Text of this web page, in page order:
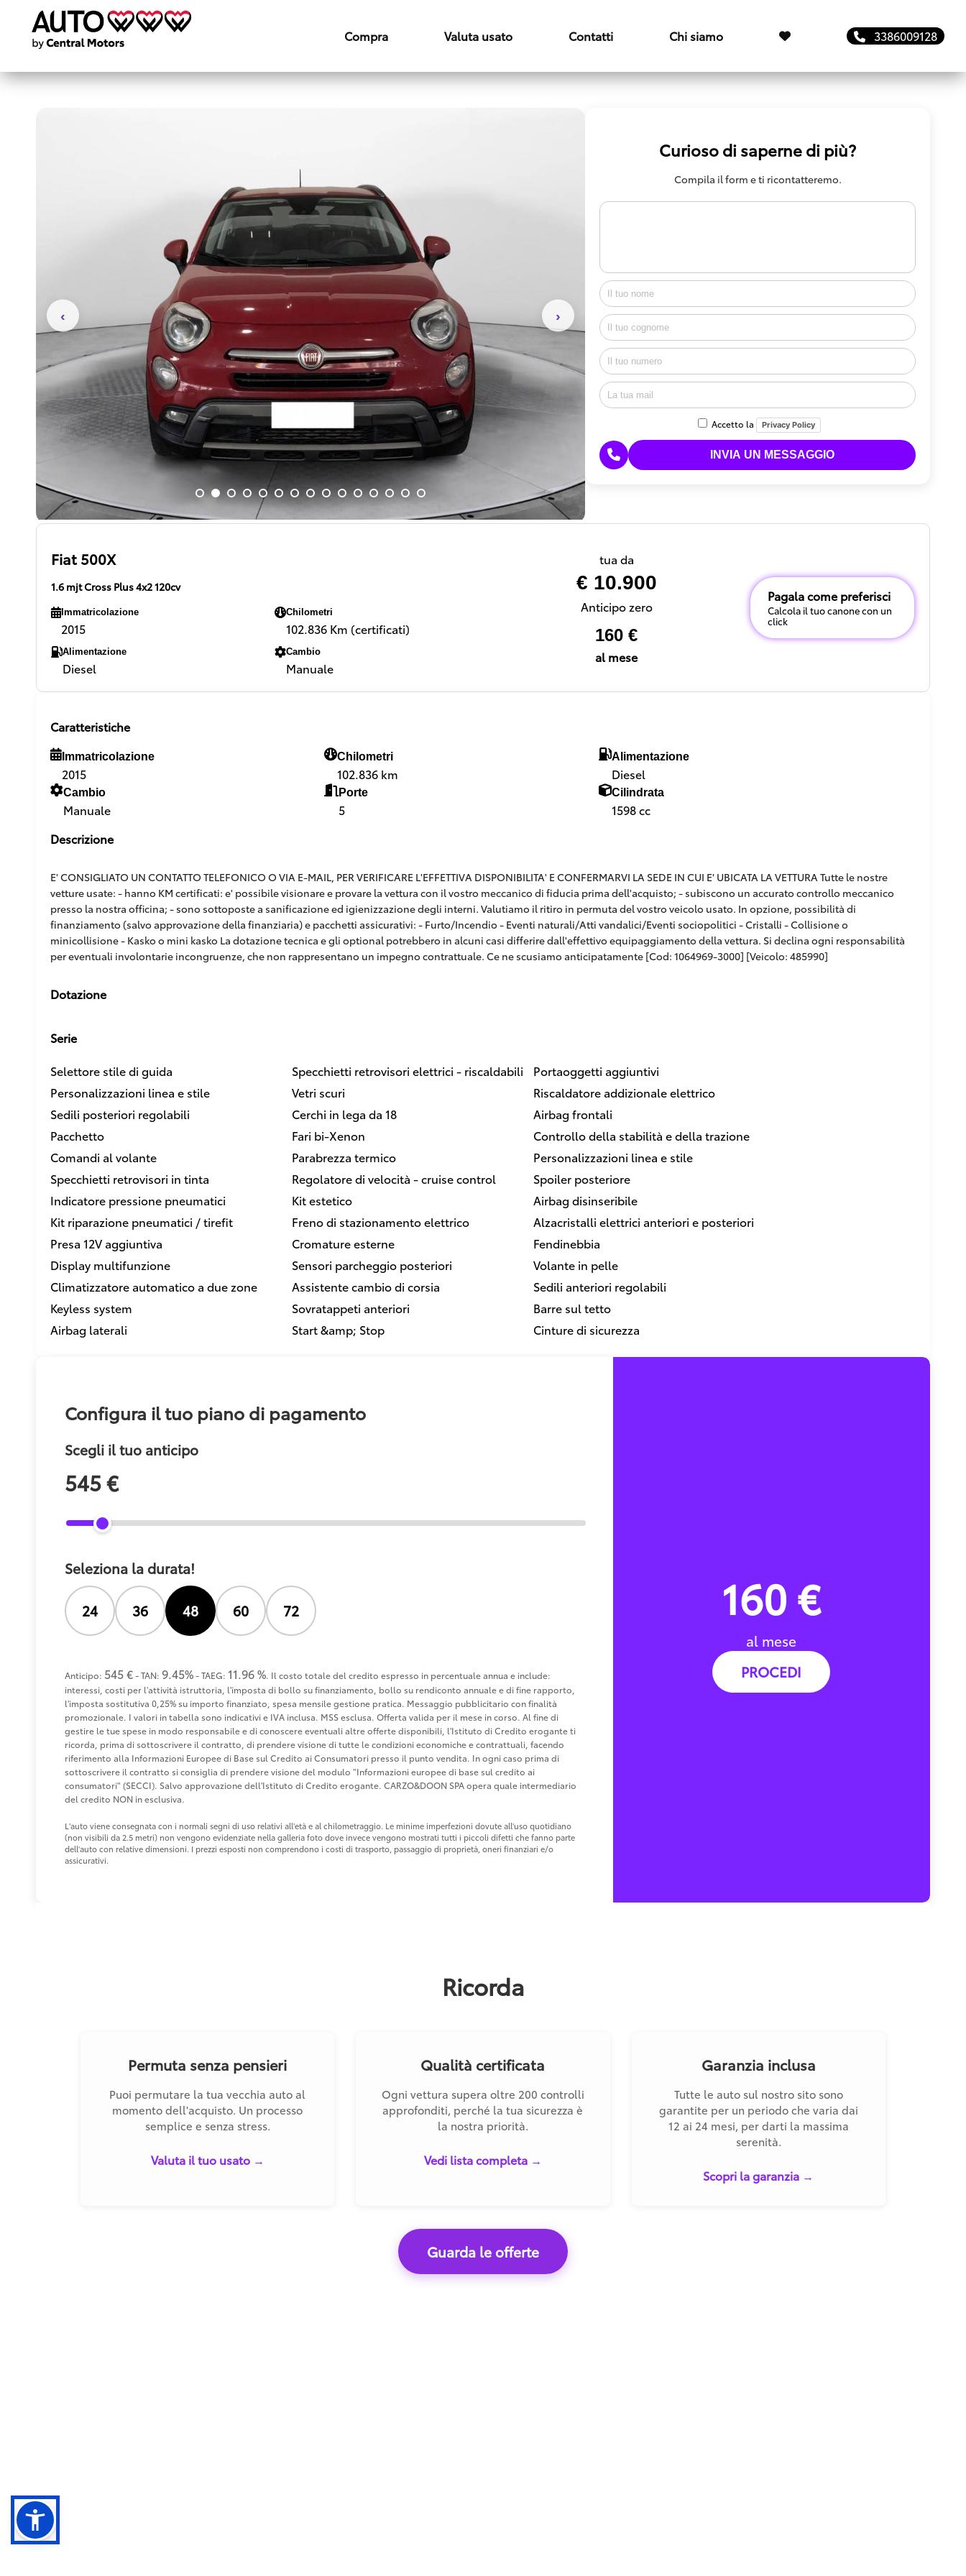
Compra Valuta usato Contatti Chi siamo 3386009128
Curioso di saperne di più?
Compila il form e ti ricontatteremo.
Accetto la Privacy Policy
Fiat 500X
1.6 mjt Cross Plus 4x2 120cv
Immatricolazione
2015
Chilometri
102.836 Km (certificati)
Alimentazione
Diesel
Cambio
Manuale
tua da
€ 10.900
Anticipo zero
160 €
al mese
Pagala come preferisci
Calcola il tuo canone con un
click
Caratteristiche
Immatricolazione
2015
Chilometri
102.836 km
Alimentazione
Diesel
Cambio
Manuale
Porte
5
Cilindrata
1598 cc
Descrizione
E' CONSIGLIATO UN CONTATTO TELEFONICO O VIA E-MAIL, PER VERIFICARE L'EFFETTIVA DISPONIBILITA' E CONFERMARVI LA SEDE IN CUI E' UBICATA LA VETTURA Tutte le nostre
vetture usate: - hanno KM certificati: e' possibile visionare e provare la vettura con il vostro meccanico di fiducia prima dell'acquisto; - subiscono un accurato controllo meccanico
presso la nostra officina; - sono sottoposte a sanificazione ed igienizzazione degli interni. Valutiamo il ritiro in permuta del vostro veicolo usato. In opzione, possibilità di
finanziamento (salvo approvazione della finanziaria) e pacchetti assicurativi: - Furto/Incendio - Eventi naturali/Atti vandalici/Eventi sociopolitici - Cristalli - Collisione o
minicollisione - Kasko o mini kasko La dotazione tecnica e gli optional potrebbero in alcuni casi differire dall'effettivo equipaggiamento della vettura. Si declina ogni responsabilità
per eventuali involontarie incongruenze, che non rappresentano un impegno contrattuale. Ce ne scusiamo anticipatamente [Cod: 1064969-3000] [Veicolo: 485990]
Dotazione
Serie
Selettore stile di guida
Personalizzazioni linea e stile
Sedili posteriori regolabili
Pacchetto
Comandi al volante
Specchietti retrovisori in tinta
Indicatore pressione pneumatici
Kit riparazione pneumatici / tirefit
Presa 12V aggiuntiva
Display multifunzione
Climatizzatore automatico a due zone
Keyless system
Airbag laterali
Specchietti retrovisori elettrici - riscaldabili
Vetri scuri
Cerchi in lega da 18
Fari bi-Xenon
Parabrezza termico
Regolatore di velocità - cruise control
Kit estetico
Freno di stazionamento elettrico
Cromature esterne
Sensori parcheggio posteriori
Assistente cambio di corsia
Sovratappeti anteriori
Start &amp; Stop
Portaoggetti aggiuntivi
Riscaldatore addizionale elettrico
Airbag frontali
Controllo della stabilità e della trazione
Personalizzazioni linea e stile
Spoiler posteriore
Airbag disinseribile
Alzacristalli elettrici anteriori e posteriori
Fendinebbia
Volante in pelle
Sedili anteriori regolabili
Barre sul tetto
Cinture di sicurezza
Configura il tuo piano di pagamento
Scegli il tuo anticipo
545 €
Seleziona la durata!
24 36 48 60 72
Anticipo: 545 €- TAN: 9.45%- TAEG: 11.96 %. Il costo totale del credito espresso in percentuale annua e include:
interessi, costi per l'attività istruttoria, l'imposta di bollo su finanziamento, bollo su rendiconto annuale e di fine rapporto,
l'imposta sostitutiva 0,25% su importo finanziato, spesa mensile gestione pratica. Messaggio pubblicitario con finalità
promozionale. I valori in tabella sono indicativi e IVA inclusa. MSS esclusa. Offerta valida per il mese in corso. Al fine di
gestire le tue spese in modo responsabile e di conoscere eventuali altre offerte disponibili, l'Istituto di Credito erogante ti
ricorda, prima di sottoscrivere il contratto, di prendere visione di tutte le condizioni economiche e contrattuali, facendo
riferimento alla Informazioni Europee di Base sul Credito ai Consumatori presso il punto vendita. In ogni caso prima di
sottoscrivere il contratto si consiglia di prendere visione del modulo "Informazioni europee di base sul credito ai
consumatori" (SECCI). Salvo approvazione dell'Istituto di Credito erogante. CARZO&DOON SPA opera quale intermediario
del credito NON in esclusiva.
L'auto viene consegnata con i normali segni di uso relativi all'età e al chilometraggio. Le minime imperfezioni dovute all'uso quotidiano
(non visibili da 2.5 metri) non vengono evidenziate nella galleria foto dove invece vengono mostrati tutti i piccoli difetti che fanno parte
dell'auto con relative dimensioni. I prezzi esposti non comprendono i costi di trasporto, passaggio di proprietà, oneri finanziari e/o
assicurativi.
160 €
al mese
PROCEDI
Ricorda
Permuta senza pensieri
Puoi permutare la tua vecchia auto al
momento dell'acquisto. Un processo
semplice e senza stress.
Valuta il tuo usato →
Qualità certificata
Ogni vettura supera oltre 200 controlli
approfonditi, perché la tua sicurezza è
la nostra priorità.
Vedi lista completa →
Garanzia inclusa
Tutte le auto sul nostro sito sono
garantite per un periodo che varia dai
12 ai 24 mesi, per darti la massima
serenità.
Scopri la garanzia →
Guarda le offerte